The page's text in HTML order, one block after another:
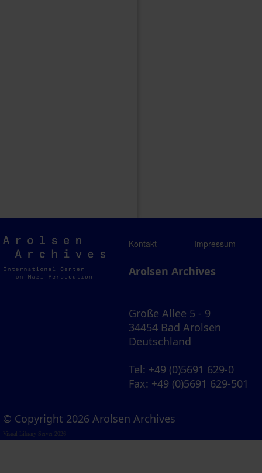
Arolsen
Archives
Kontakt Impressum
Arolsen Archives
Große Allee 5 - 9
34454 Bad Arolsen
Deutschland
Tel: +49 (0)5691 629-0
Fax: +49 (0)5691 629-501
© Copyright 2026 Arolsen Archives
Visual Library Server 2026